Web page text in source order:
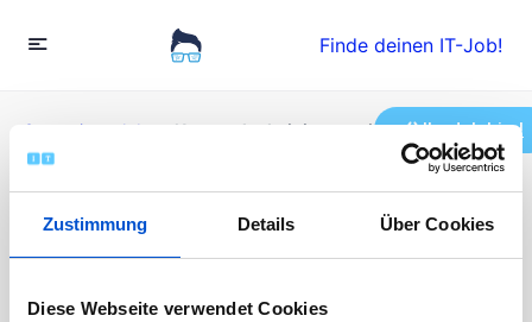
Zustimmung Details Über Cookies
Diese Webseite verwendet Cookies
Finde deinen IT-Job!
Startseite Jobs Netzwerkadministrator:in (m/w/d)
Netzwerkadministrator:in
Ihr Job hier!